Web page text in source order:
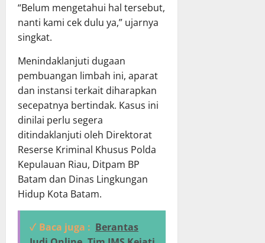
“Belum mengetahui hal tersebut,
nanti kami cek dulu ya,” ujarnya
singkat.
Menindaklanjuti dugaan
pembuangan limbah ini, aparat
dan instansi terkait diharapkan
secepatnya bertindak. Kasus ini
dinilai perlu segera
ditindaklanjuti oleh Direktorat
Reserse Kriminal Khusus Polda
Kepulauan Riau, Ditpam BP
Batam dan Dinas Lingkungan
Hidup Kota Batam.
✓ Baca juga : Berantas